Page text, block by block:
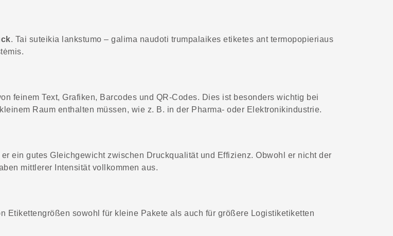
. Tai suteikia lankstumo – galima naudoti trumpalaikes etiketes ant termopopieriaus
feinem Text, Grafiken, Barcodes und QR-Codes. Dies ist besonders wichtig bei
Raum enthalten müssen, wie z. B. in der Pharma- oder Elektronikindustrie.
er ein gutes Gleichgewicht zwischen Druckqualität und Effizienz. Obwohl er nicht der
mittlerer Intensität vollkommen aus.
Etikettengrößen sowohl für kleine Pakete als auch für größere Logistiketiketten